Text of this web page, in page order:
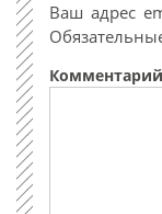
Ваш адрес
Комментарий